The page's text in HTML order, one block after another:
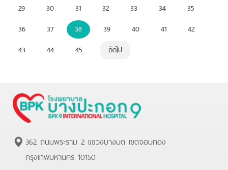
29
30 31 32 33 34
35
36
37 38 39 40 41
42
43
44 45 ถัดไป
362 ถนนพระราม 2 แขวงบางมด เขตจอมทอง
กรุงเทพมหานคร 10150